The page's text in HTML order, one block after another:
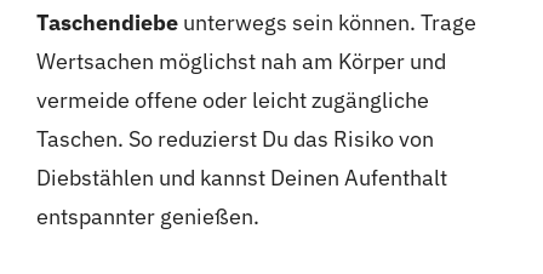
Taschendiebeunterwegs sein können. Trage
Wertsachen möglichst nah am Körper und
vermeide offene oder leicht zugängliche
Taschen. So reduzierst Du das Risiko von
Diebstählen und kannst Deinen Aufenthalt
entspannter genießen.